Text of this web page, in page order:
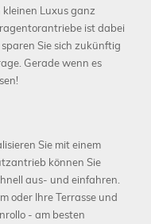
Luxus ganz
ist dabei
Sie sich zukünftig
Gerade wenn es
Sie mit einem
können Sie
aus- und einfahren.
oder Ihre Terrasse und
- am besten